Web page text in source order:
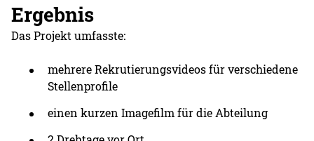
Ergebnis
Das Projekt umfasste:
mehrere Rekrutierungsvideos für verschiedene
Stellenprofile
einen kurzen Imagefilm für die Abteilung